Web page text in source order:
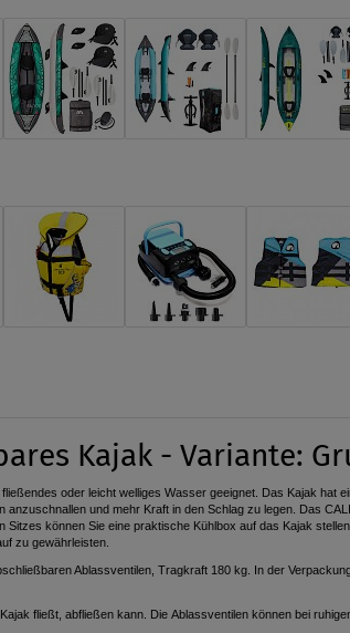
Kajak - Variante:
oder leicht welliges Wasser geeignet. Das Kajak hat
und mehr Kraft in den Schlag zu legen. Das
können Sie eine praktische Kühlbox auf das Kajak
zu gewährleisten.
Ablassventilen, Tragkraft 180 kg. In der
fließt, abfließen kann. Die Ablassventilen können bei